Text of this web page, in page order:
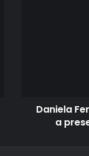
Daniela
a